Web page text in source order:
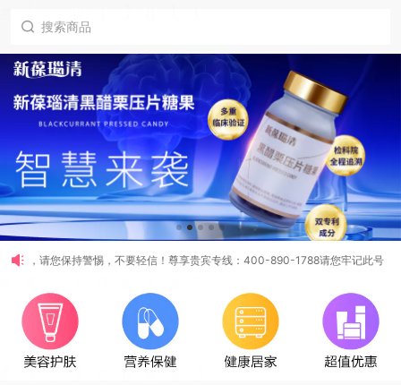
骗，请您保持警惕，不要轻信！尊享贵宾专线：400-890-1788请您牢记此号码，